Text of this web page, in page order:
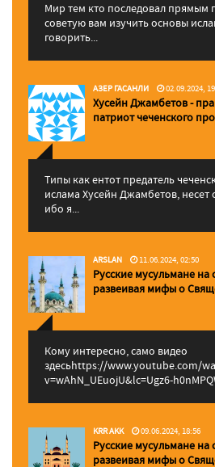
Мир тем кто последовал прямым
советую вам изучить основы
говорить...
АЗЕР ГАСАНЛИ 02.09.2024,
Хусейн Джамбетов -
патриот чеченского
Типы как ентот предатель
ислама Хусейн Джамбетов,
ибо я...
ARSLAN 11.06.2024, 02:50
Русские мусульмане на
pазвеивая мифы о
Кому интересно, само видео
здесьhttps://www.youtube.com/
v=wAhN_UEuojU&lc=Ugz6-
KRR AKK 09.06.2024, 18:56
Русские мусульмане на
pазвеивая мифы о